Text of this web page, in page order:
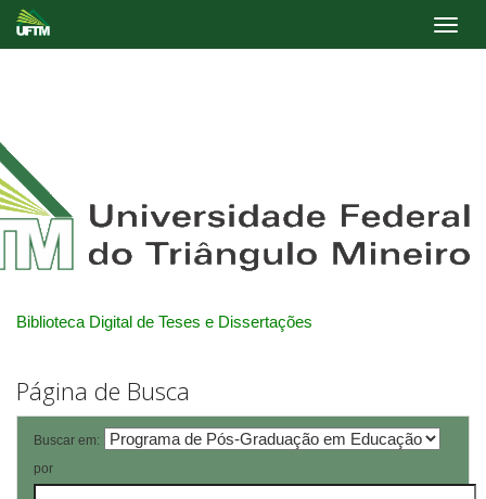
Biblioteca Digital de Teses e Dissertações
Página de Busca
Buscar em:
por